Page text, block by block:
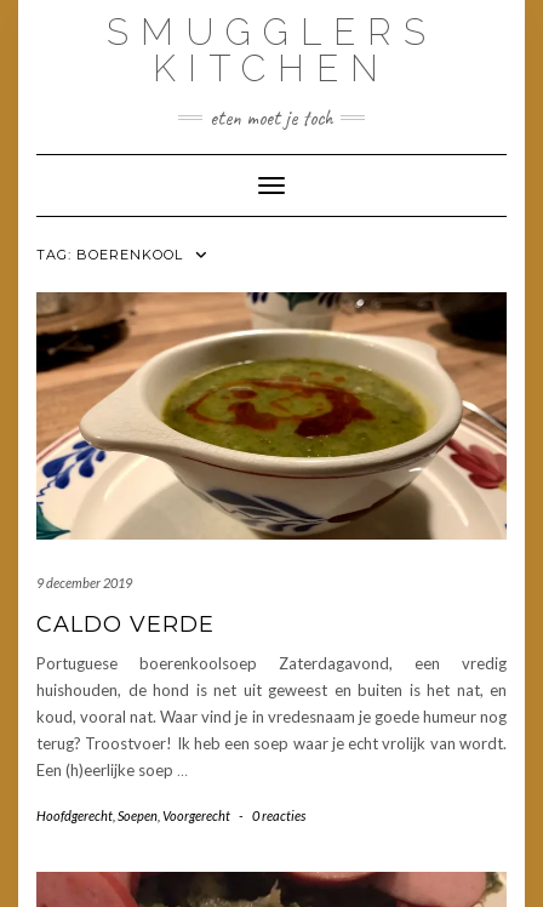
SMUGGLERS
KITCHEN
eten moet je toch
Toggle navigatie
TAG: BOERENKOOL
9 december 2019
CALDO VERDE
Portuguese boerenkoolsoep Zaterdagavond, een vredig
huishouden, de hond is net uit geweest en buiten is het nat, en
koud, vooral nat. Waar vind je in vredesnaam je goede humeur nog
terug? Troostvoer! Ik heb een soep waar je echt vrolijk van wordt.
Een (h)eerlijke soep …
Hoofdgerecht Soepen Voorgerecht - 0 reacties